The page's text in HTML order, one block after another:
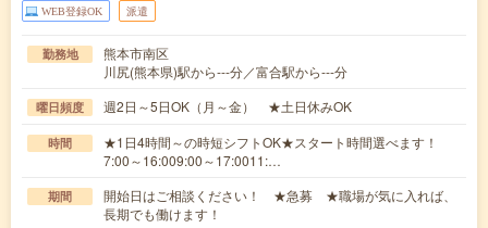
WEB登録OK 派遣
勤務地
熊本市南区
川尻(熊本県)駅から---分／富合駅から---分
曜日頻度 週2日～5日OK（月～金） ★土日休みOK
時間
★1日4時間～の時短シフトOK★スタート時間選べます！
7:00～16:009:00～17:0011:…
期間
開始日はご相談ください！ ★急募 ★職場が気に入れば、
長期でも働けます！